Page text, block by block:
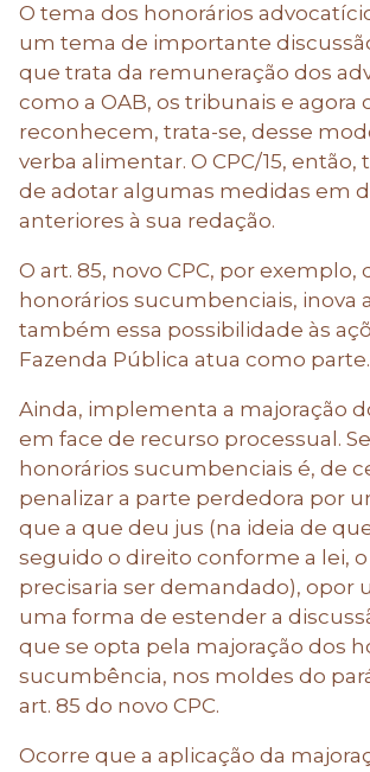
O tema dos honorários
um tema de importante
que trata da remuneração dos
como a OAB, os tribunais e agora
reconhecem, trata-se, desse
verba alimentar. O CPC/15,
de adotar algumas medidas em
anteriores à sua redação.
O art. 85, novo CPC, por exemplo,
honorários sucumbenciais, inova
também essa possibilidade às
Fazenda Pública atua como parte.
Ainda, implementa a majoração
em face de recurso processual.
honorários sucumbenciais é, de
penalizar a parte perdedora por
que a que deu jus (na ideia de
seguido o direito conforme a lei,
precisaria ser demandado), opor
uma forma de estender a
que se opta pela majoração dos
sucumbência, nos moldes do
art. 85 do novo CPC.
Ocorre que a aplicação da